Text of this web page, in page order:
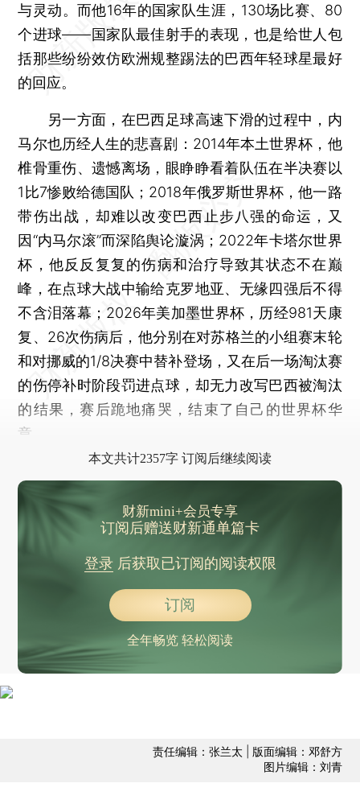
与灵动。而他16年的国家队生涯，130场比赛、80
个进球——国家队最佳射手的表现，也是给世人包
括那些纷纷效仿欧洲规整踢法的巴西年轻球星最好
的回应。
另一方面，在巴西足球高速下滑的过程中，内
马尔也历经人生的悲喜剧：2014年本土世界杯，他
椎骨重伤、遗憾离场，眼睁睁看着队伍在半决赛以
1比7惨败给德国队；2018年俄罗斯世界杯，他一路
带伤出战，却难以改变巴西止步八强的命运，又
因“内马尔滚”而深陷舆论漩涡；2022年卡塔尔世界
杯，他反反复复的伤病和治疗导致其状态不在巅
峰，在点球大战中输给克罗地亚、无缘四强后不得
不含泪落幕；2026年美加墨世界杯，历经981天康
复、26次伤病后，他分别在对苏格兰的小组赛末轮
和对挪威的1/8决赛中替补登场，又在后一场淘汰赛
的伤停补时阶段罚进点球，却无力改写巴西被淘汰
的结果，赛后跪地痛哭，结束了自己的世界杯华
章。
本文共计2357字 订阅后继续阅读
财新mini+会员专享
订阅后赠送财新通单篇卡
登录后获取已订阅的阅读权限
订阅
全年畅览 轻松阅读
责任编辑：张兰太 | 版面编辑：邓舒方
图片编辑：刘青